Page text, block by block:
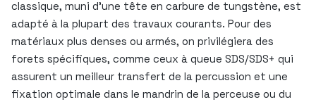
classique, muni d’une tête en carbure de tungstène, est
adapté à la plupart des travaux courants. Pour des
matériaux plus denses ou armés, on privilégiera des
forets spécifiques, comme ceux à queue SDS/SDS+ qui
assurent un meilleur transfert de la percussion et une
fixation optimale dans le mandrin de la perceuse ou du